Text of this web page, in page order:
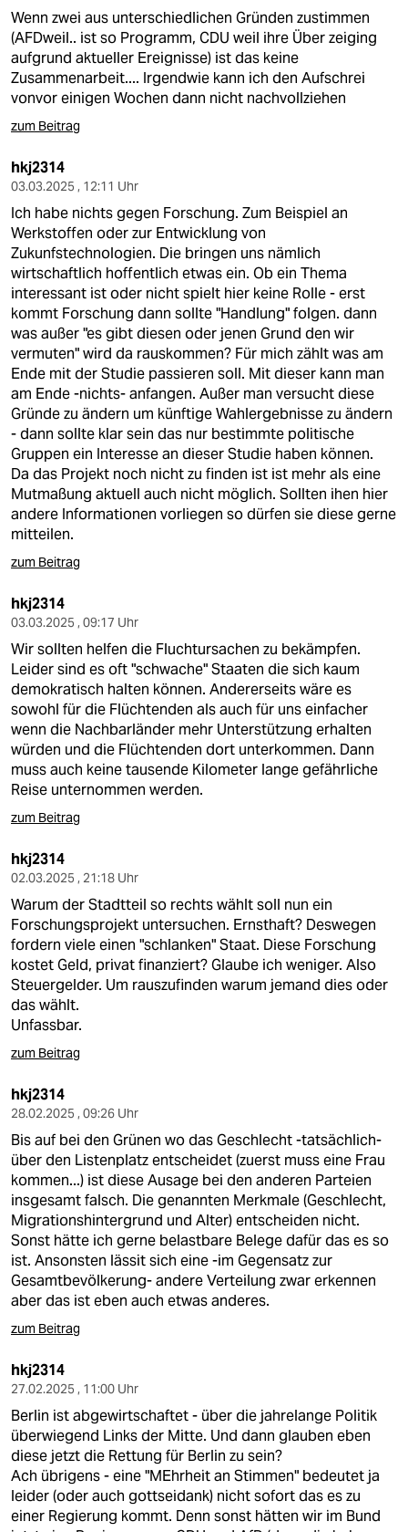
Wenn zwei aus unterschiedlichen Gründen zustimmen
(AFDweil.. ist so Programm, CDU weil ihre Über zeiging
aufgrund aktueller Ereignisse) ist das keine
Zusammenarbeit.... Irgendwie kann ich den Aufschrei
vonvor einigen Wochen dann nicht nachvollziehen
zum Beitrag
hkj2314
03.03.2025 , 12:11 Uhr
Ich habe nichts gegen Forschung. Zum Beispiel an
Werkstoffen oder zur Entwicklung von
Zukunfstechnologien. Die bringen uns nämlich
wirtschaftlich hoffentlich etwas ein. Ob ein Thema
interessant ist oder nicht spielt hier keine Rolle - erst
kommt Forschung dann sollte "Handlung" folgen. dann
was außer "es gibt diesen oder jenen Grund den wir
vermuten" wird da rauskommen? Für mich zählt was am
Ende mit der Studie passieren soll. Mit dieser kann man
am Ende -nichts- anfangen. Außer man versucht diese
Gründe zu ändern um künftige Wahlergebnisse zu ändern
- dann sollte klar sein das nur bestimmte politische
Gruppen ein Interesse an dieser Studie haben können.
Da das Projekt noch nicht zu finden ist ist mehr als eine
Mutmaßung aktuell auch nicht möglich. Sollten ihen hier
andere Informationen vorliegen so dürfen sie diese gerne
mitteilen.
zum Beitrag
hkj2314
03.03.2025 , 09:17 Uhr
Wir sollten helfen die Fluchtursachen zu bekämpfen.
Leider sind es oft "schwache" Staaten die sich kaum
demokratisch halten können. Andererseits wäre es
sowohl für die Flüchtenden als auch für uns einfacher
wenn die Nachbarländer mehr Unterstützung erhalten
würden und die Flüchtenden dort unterkommen. Dann
muss auch keine tausende Kilometer lange gefährliche
Reise unternommen werden.
zum Beitrag
hkj2314
02.03.2025 , 21:18 Uhr
Warum der Stadtteil so rechts wählt soll nun ein
Forschungsprojekt untersuchen. Ernsthaft? Deswegen
fordern viele einen "schlanken" Staat. Diese Forschung
kostet Geld, privat finanziert? Glaube ich weniger. Also
Steuergelder. Um rauszufinden warum jemand dies oder
das wählt.
Unfassbar.
zum Beitrag
hkj2314
28.02.2025 , 09:26 Uhr
Bis auf bei den Grünen wo das Geschlecht -tatsächlich-
über den Listenplatz entscheidet (zuerst muss eine Frau
kommen...) ist diese Ausage bei den anderen Parteien
insgesamt falsch. Die genannten Merkmale (Geschlecht,
Migrationshintergrund und Alter) entscheiden nicht.
Sonst hätte ich gerne belastbare Belege dafür das es so
ist. Ansonsten lässit sich eine -im Gegensatz zur
Gesamtbevölkerung- andere Verteilung zwar erkennen
aber das ist eben auch etwas anderes.
zum Beitrag
hkj2314
27.02.2025 , 11:00 Uhr
Berlin ist abgewirtschaftet - über die jahrelange Politik
überwiegend Links der Mitte. Und dann glauben eben
diese jetzt die Rettung für Berlin zu sein?
Ach übrigens - eine "MEhrheit an Stimmen" bedeutet ja
leider (oder auch gottseidank) nicht sofort das es zu
einer Regierung kommt. Denn sonst hätten wir im Bund